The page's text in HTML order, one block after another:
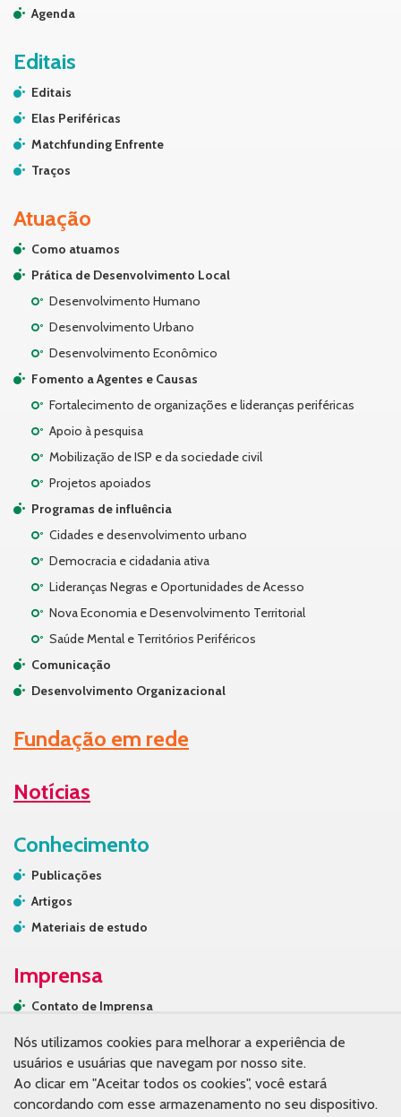
Agenda
Editais
Editais
Elas Periféricas
Matchfunding Enfrente
Traços
Atuação
Como atuamos
Prática de Desenvolvimento Local
Desenvolvimento Humano
Desenvolvimento Urbano
Desenvolvimento Econômico
Fomento a Agentes e Causas
Fortalecimento de organizações e lideranças periféricas
Apoio à pesquisa
Mobilização de ISP e da sociedade civil
Projetos apoiados
Programas de influência
Cidades e desenvolvimento urbano
Democracia e cidadania ativa
Lideranças Negras e Oportunidades de Acesso
Nova Economia e Desenvolvimento Territorial
Saúde Mental e Territórios Periféricos
Comunicação
Desenvolvimento Organizacional
Fundação em rede
Notícias
Conhecimento
Publicações
Artigos
Materiais de estudo
Imprensa
Contato de Imprensa
Na mídia
Contato
Nós utilizamos cookies para melhorar a experiência de
usuários e usuárias que navegam por nosso site.
Ao clicar em "Aceitar todos os cookies", você estará
concordando com esse armazenamento no seu dispositivo.